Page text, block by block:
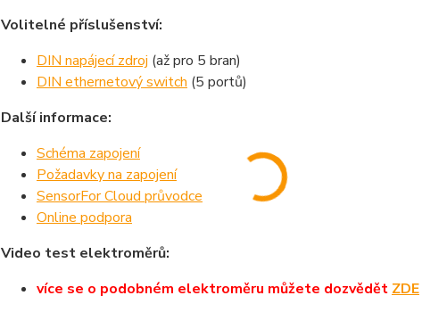
Volitelné příslušenství:
DIN napájecí zdroj (až pro 5 bran)
DIN ethernetový switch (5 portů)
Další informace:
Schéma zapojení
Požadavky na zapojení
SensorFor Cloud průvodce
Online podpora
Video test elektroměrů:
více se o podobném elektroměru můžete dozvědět ZDE